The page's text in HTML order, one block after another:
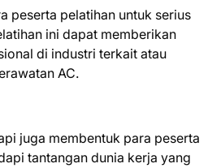
peserta pelatihan untuk serius
ini dapat memberikan
di industri terkait atau
AC.
juga membentuk para peserta
tantangan dunia kerja yang